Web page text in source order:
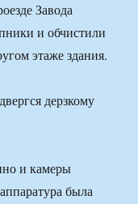
Завода
и обчистили
этаже здания.
и камеры
была